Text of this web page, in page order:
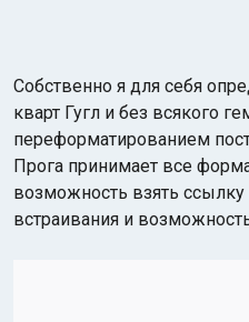
Собственно я для себя
кварт Гугл и без всякого
переформатированием
Прога принимает все
возможность взять ссылку
встраивания и